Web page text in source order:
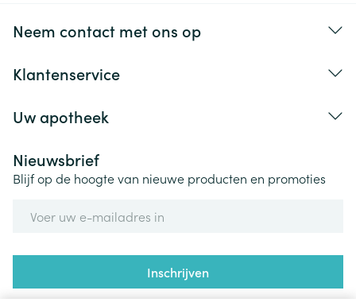
Neem contact met ons op
Klantenservice
Uw apotheek
Nieuwsbrief
Blijf op de hoogte van nieuwe producten en promoties
Inschrijven